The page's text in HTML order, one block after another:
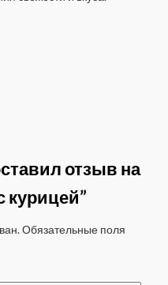
отзыв на
курицей”
Обязательные поля